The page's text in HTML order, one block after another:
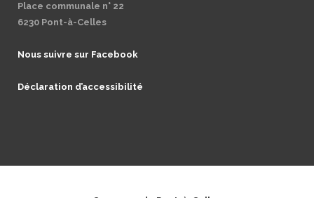
Place communale n° 22
6230 Pont-à-Celles
Nous suivre sur Facebook
Déclaration d’accessibilité